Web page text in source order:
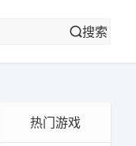
搜索
热门游戏